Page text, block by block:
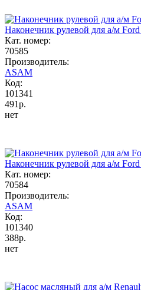
Наконечник рулевой для а/м
Кат. номер:
70585
Производитель:
ASAM
Код:
101341
491р.
нет
Наконечник рулевой для а/м
Кат. номер:
70584
Производитель:
ASAM
Код:
101340
388р.
нет